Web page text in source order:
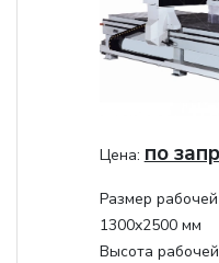
Цена: по
Размер
1300x2500 мм
Высота